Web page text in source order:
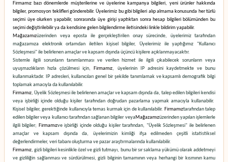
Firmamız bazı dönemlerde müşterilerine ve üyelerine kampanya bilgileri, yeni ürünler hakkında
bilgiler, promosyon teklifleri gönderebilir. Üyelerimiz bu gibi bilgileri alıp almama konusunda her türlü
seçimi üye olurken yapabilir, sonrasında üye girişi yaptıktan sonra hesap bilgileri bölümünden bu
seçimi değiştirilebilir ya da kendisine gelen bilgilendirme iletisindeki linkle bildirim yapabilir.
Mağazamızüzerinden veya eposta ile gerçekleştirilen onay sürecinde, üyelerimiz tarafından
mağazamıza elektronik ortamdan iletilen kişisel bilgiler, Üyelerimiz ile yaptığımız "Kullanıcı
Sözleşmesi" ile belirlenen amaçlar ve kapsam dışında üçüncü kişilere açıklanmayacaktır.
Sistemle ilgili sorunların tanımlanması ve verilen hizmet ile ilgili çıkabilecek sorunların veya
uyuşmazlıkların hızla çözülmesi için, Firmamız, üyelerinin IP adresini kaydetmekte ve bunu
kullanmaktadır. IP adresleri, kullanıcıları genel bir şekilde tanımlamak ve kapsamlı demografik bilgi
toplamak amacıyla da kullanılabilir.
Firmamız, Üyelik Sözleşmesi ile belirlenen amaçlar ve kapsam dışında da, talep edilen bilgileri kendisi
veya işbirliği içinde olduğu kişiler tarafından doğrudan pazarlama yapmak amacıyla kullanabilir.
Kişisel bilgiler, gerektiğinde kullanıcıyla temas kurmak için de kullanılabilir. Firmamıztarafından talep
edilen bilgiler veya kullanıcı tarafından sağlanan bilgiler veyaMağazamızüzerinden yapılan işlemlerle
ilgili bilgiler; Firmamızve işbirliği içinde olduğu kişiler tarafından, "Üyelik Sözleşmesi" ile belirlenen
amaçlar ve kapsam dışında da, üyelerimizin kimliği ifşa edilmeden çeşitli istatistiksel
değerlendirmeler, veri tabanı oluşturma ve pazar araştırmalarında kullanılabilir.
Firmamız, gizli bilgileri kesinlikle özel ve gizli tutmayı, bunu bir sır saklama yükümü olarak addetmeyi
ve gizliliğin sağlanması ve sürdürülmesi, gizli bilginin tamamının veya herhangi bir kısmının kamu